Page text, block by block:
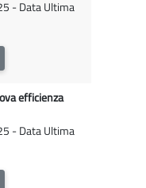
- Data Ultima
efficienza
- Data Ultima